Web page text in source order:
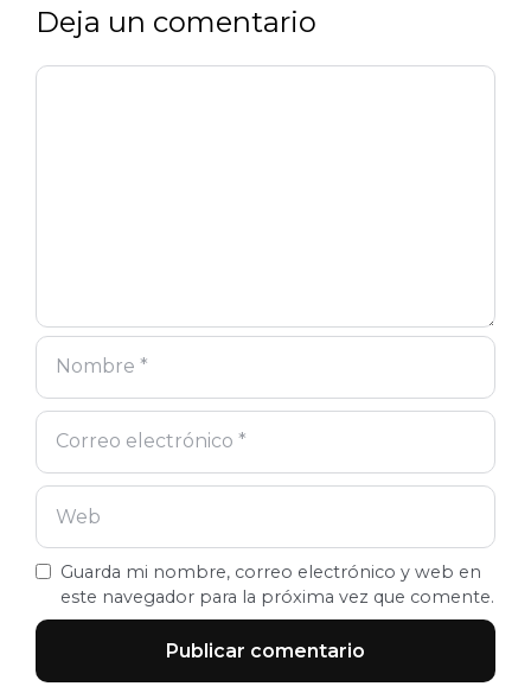
Deja un comentario
Comentario
Nombre
Correo
Web
Guarda mi nombre, correo electrónico y web en
este navegador para la próxima vez que comente.